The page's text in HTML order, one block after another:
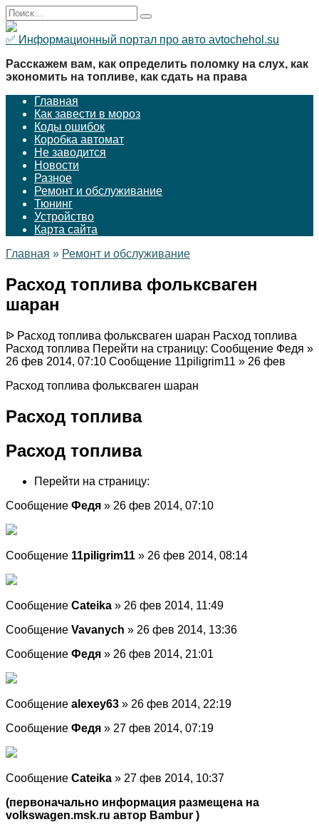
Перейти
к
содержанию
Search
for:
✅ Информационный портал про авто avtochehol.su
Расскажем вам, как определить поломку на слух, как
экономить на топливе, как сдать на права
Главная
Как завести в мороз
Коды ошибок
Коробка автомат
Не заводится
Новости
Разное
Ремонт и обслуживание
Тюнинг
Устройство
Карта сайта
Главная » Ремонт и обслуживание
Расход топлива фольксваген
шаран
ᐉ Расход топлива фольксваген шаран Расход топлива
Расход топлива Перейти на страницу: Сообщение Федя »
26 фев 2014, 07:10 Сообщение 11piligrim11 » 26 фев
Расход топлива фольксваген шаран
Расход топлива
Расход топлива
Перейти на страницу:
Сообщение Федя » 26 фев 2014, 07:10
Сообщение 11piligrim11 » 26 фев 2014, 08:14
Сообщение Cateika » 26 фев 2014, 11:49
Сообщение Vavanych » 26 фев 2014, 13:36
Сообщение Федя » 26 фев 2014, 21:01
Сообщение alexey63 » 26 фев 2014, 22:19
Сообщение Федя » 27 фев 2014, 07:19
Сообщение Cateika » 27 фев 2014, 10:37
(первоначально информация размещена на
volkswagen.msk.ru автор Bambur )